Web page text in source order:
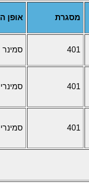
מסגרת אופן
401 סמינר
401
401